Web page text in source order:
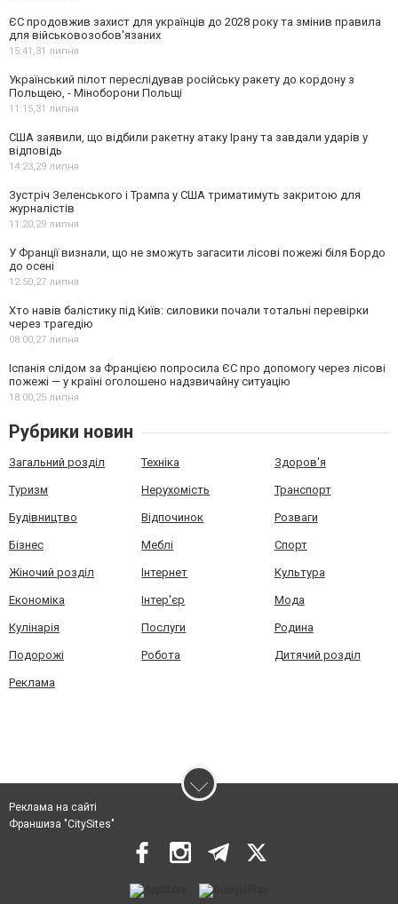
ЄС продовжив захист для українців до 2028 року та змінив правила
для військовозобов'язаних
15:41,31 липня
Український пілот переслідував російську ракету до кордону з
Польщею, - Міноборони Польщі
11:15,31 липня
США заявили, що відбили ракетну атаку Ірану та завдали ударів у
відповідь
14:23,29 липня
Зустріч Зеленського і Трампа у США триматимуть закритою для
журналістів
11:20,29 липня
У Франції визнали, що не зможуть загасити лісові пожежі біля Бордо
до осені
12:50,27 липня
Хто навів балістику під Київ: силовики почали тотальні перевірки
через трагедію
08:00,27 липня
Іспанія слідом за Францією попросила ЄС про допомогу через лісові
пожежі — у країні оголошено надзвичайну ситуацію
18:00,25 липня
Рубрики новин
Загальний розділ Техніка Здоров'я
Туризм Нерухомість Транспорт
Будівництво Відпочинок Розваги
Бізнес Меблі Спорт
Жіночий розділ Інтернет Культура
Економіка Інтер'єр Мода
Кулінарія Послуги Родина
Подорожі Робота Дитячий розділ
Реклама
Реклама на сайті
Франшиза "CitySites"